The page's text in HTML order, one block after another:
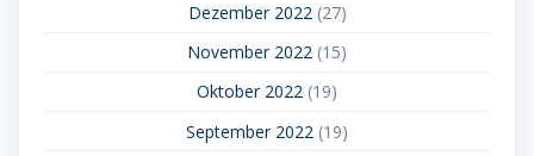
Dezember 2022(27)
November 2022 (15)
Oktober 2022 (19)
September 2022 (19)